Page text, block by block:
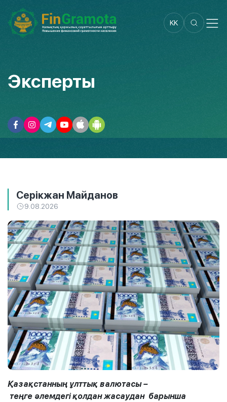
KK
Эксперты
Серікжан Майданов
9.08.2026
Қазақстанның ұлттық валютасы–
теңге әлемдегіқолдан жасаудан барынша